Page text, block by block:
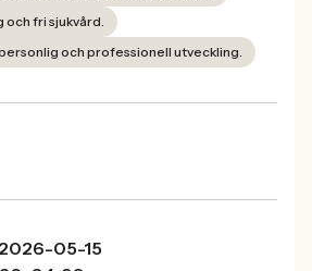
och fri sjukvård.
och professionell utveckling.
2026-05-15